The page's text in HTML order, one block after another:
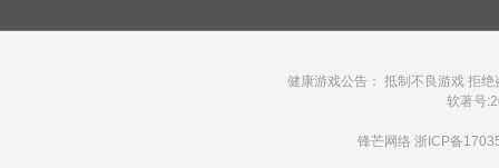
健康游戏公告： 抵制不良游戏 拒
软著号
锋芒网络 浙ICP备